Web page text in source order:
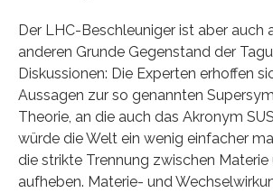
Der LHC-Beschleuniger ist aber auch
anderen Grunde Gegenstand der
Diskussionen: Die Experten erhoffen
Aussagen zur so genannten
Theorie, an die auch das Akronym
würde die Welt ein wenig einfacher
die strikte Trennung zwischen
aufheben. Materie- und